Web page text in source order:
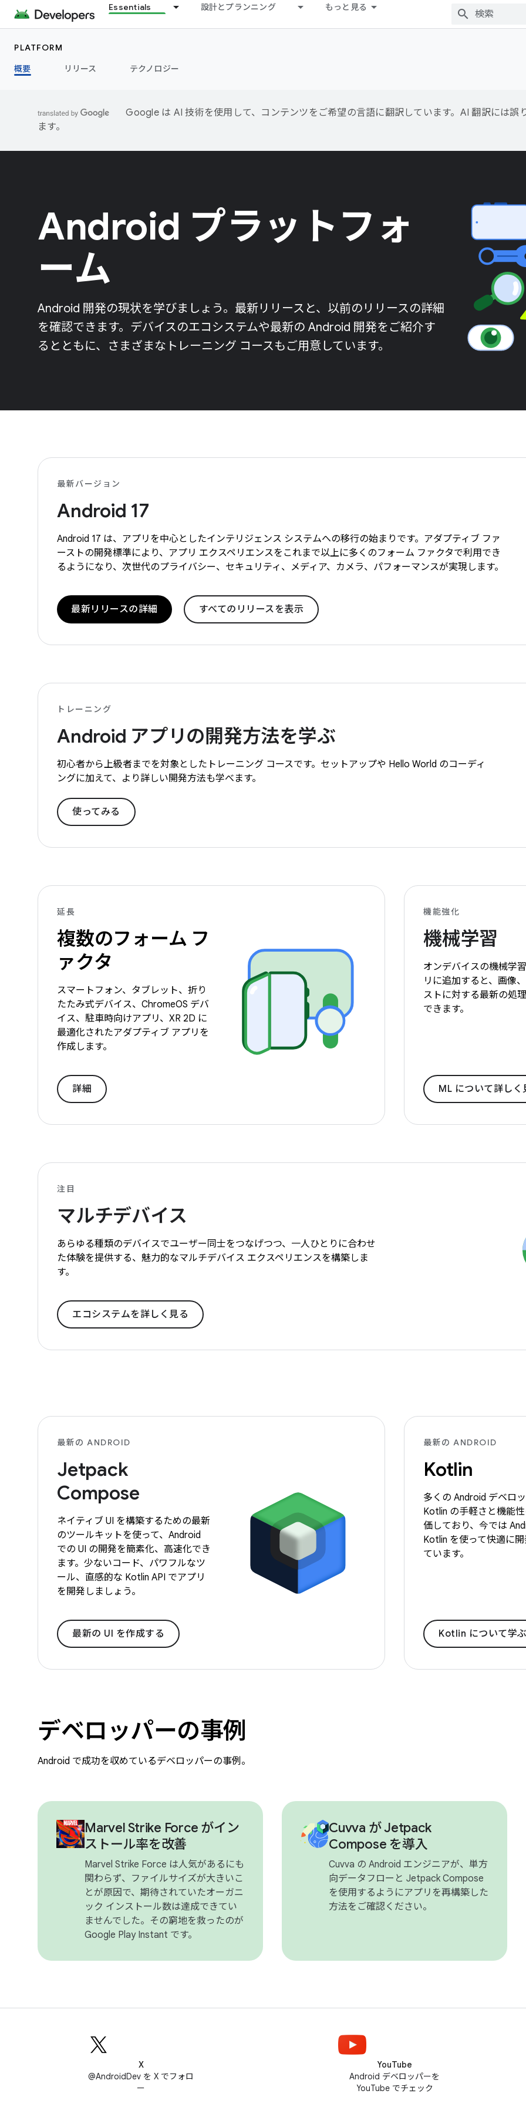
Essentials 設計とプランニング もっと見る
PLATFORM
概要
リリース テクノロジー
Google は AI 技術を使用して、コンテンツをご希望の言語に翻訳しています。AI 翻訳には誤
ます。
Android プラットフォ
ーム
Android 開発の現状を学びましょう。最新リリースと、以前のリリースの詳細
を確認できます。デバイスのエコシステムや最新の Android 開発をご紹介す
るとともに、さまざまなトレーニング コースもご用意しています。
最新バージョン
Android 17
Android 17 は、アプリを中心としたインテリジェンス システムへの移行の始まりです。アダプティブ ファ
ーストの開発標準により、アプリ エクスペリエンスをこれまで以上に多くのフォーム ファクタで利用でき
るようになり、次世代のプライバシー、セキュリティ、メディア、カメラ、パフォーマンスが実現します。
最新リリースの詳細 すべてのリリースを表示
トレーニング
Android アプリの開発方法を学ぶ
初心者から上級者までを対象としたトレーニング コースです。セットアップや Hello World のコーディ
ングに加えて、より詳しい開発方法も学べます。
使ってみる
延長
複数のフォーム フ
ァクタ
スマートフォン、タブレット、折り
たたみ式デバイス、ChromeOS デバ
イス、駐車時向けアプリ、XR 2D に
最適化されたアダプティブ アプリを
作成します。
詳細
機能強化
機械学習
オンデバイスの機械学
リに追加すると、画像
ストに対する最新の処
できます。
ML について詳しく
注目
マルチデバイス
あらゆる種類のデバイスでユーザー同士をつなげつつ、一人ひとりに合わせ
た体験を提供する、魅力的なマルチデバイス エクスペリエンスを構築しま
す。
エコシステムを詳しく見る
最新の ANDROID
Jetpack
Compose
ネイティブ UI を構築するための最新
のツールキットを使って、Android
での UI の開発を簡素化、高速化でき
ます。少ないコード、パワフルなツ
ール、直感的な Kotlin API でアプリ
を開発しましょう。
最新の UI を作成する
最新の ANDROID
Kotlin
多くの Android デベロ
Kotlin の手軽さと機能
価しており、今では
Kotlin を使って快適に
ています。
Kotlin について学
デベロッパーの事例
Android で成功を収めているデベロッパーの事例。
Marvel Strike Force がイン
ストール率を改善
Marvel Strike Force は人気があるにも
関わらず、ファイルサイズが大きいこ
とが原因で、期待されていたオーガニ
ック インストール数は達成できてい
ませんでした。その窮地を救ったのが
Google Play Instant です。
Cuvva が Jetpack
Compose を導入
Cuvva の Android エンジニアが、単方
向データフローと Jetpack Compose
を使用するようにアプリを再構築した
方法をご確認ください。
X
@AndroidDev を X でフォロ
ー
YouTube
Android デベロッパーを
YouTube でチェック